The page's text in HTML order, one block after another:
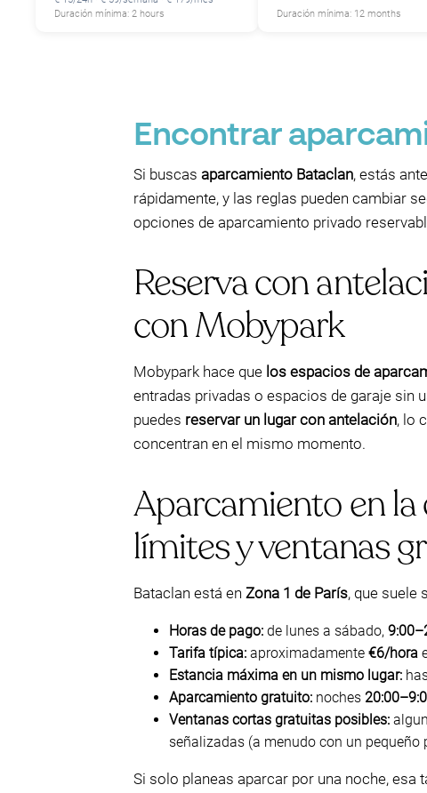
Duración mínima: 2 hours
Duración mínima: 12 months
Encontrar
Si buscas aparcamiento Bataclan, estás
rápidamente, y las reglas pueden cambiar
opciones de aparcamiento privado
Reserva con
con Mobypark
Mobypark hace que los espacios de
entradas privadas o espacios de garaje sin
puedes reservar un lugar con antelación, lo
concentran en el mismo momento.
Aparcamiento en la
límites y ventanas
Bataclan está en Zona 1 de París, que suele
Horas de pago: de lunes a sábado,
Tarifa típica: aproximadamente €6/hora
Estancia máxima en un mismo lugar:
Aparcamiento gratuito: noches
Ventanas cortas gratuitas posibles:
señalizadas (a menudo con un
Si solo planeas aparcar por una noche,